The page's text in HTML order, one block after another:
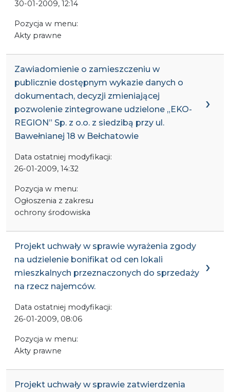
30-01-2009, 12:14
Pozycja w menu:
Akty prawne
Zawiadomienie o zamieszczeniu w
publicznie dostępnym wykazie danych o
dokumentach, decyzji zmieniającej
pozwolenie zintegrowane udzielone „EKO-
REGION” Sp. z o.o. z siedzibą przy ul.
Bawełnianej 18 w Bełchatowie
Data ostatniej modyfikacji:
26-01-2009, 14:32
Pozycja w menu:
Ogłoszenia z zakresu
ochrony środowiska
Projekt uchwały w sprawie wyrażenia zgody
na udzielenie bonifikat od cen lokali
mieszkalnych przeznaczonych do sprzedaży
na rzecz najemców.
Data ostatniej modyfikacji:
26-01-2009, 08:06
Pozycja w menu:
Akty prawne
Projekt uchwały w sprawie zatwierdzenia